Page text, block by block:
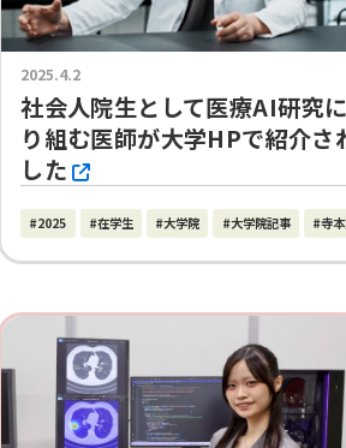
2025.4.2
社会人院生として医療AI研究
り組む医師が大学HPで紹介さ
した
#2025 #在学生 #大学院 #大学院記事 #寺